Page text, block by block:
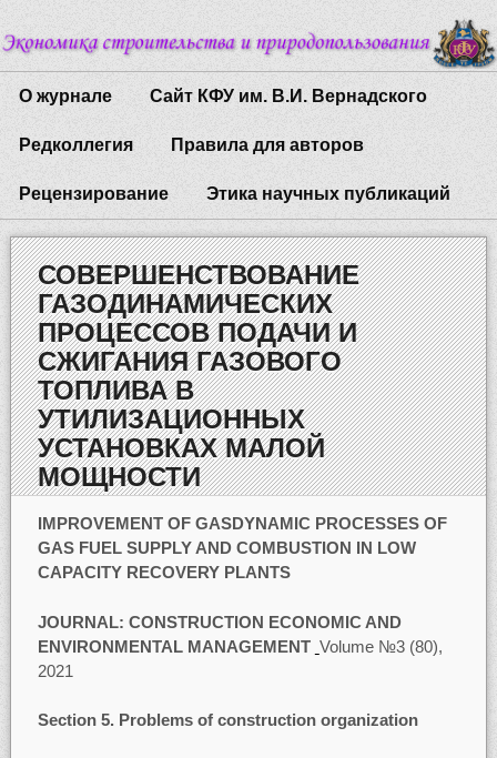
О журнале Сайт КФУ им. В.И. Вернадского
Редколлегия Правила для авторов
Рецензирование Этика научных публикаций
СОВЕРШЕНСТВОВАНИЕ
ГАЗОДИНАМИЧЕСКИХ
ПРОЦЕССОВ ПОДАЧИ И
СЖИГАНИЯ ГАЗОВОГО
ТОПЛИВА В
УТИЛИЗАЦИОННЫХ
УСТАНОВКАХ МАЛОЙ
МОЩНОСТИ
IMPROVEMENT OF GASDYNAMIC PROCESSES OF
GAS FUEL SUPPLY AND COMBUSTION IN LOW
CAPACITY RECOVERY PLANTS
JOURNAL: CONSTRUCTION ECONOMIC AND
ENVIRONMENTAL MANAGEMENT Volume №3 (80),
2021
Section 5. Problems of construction organization